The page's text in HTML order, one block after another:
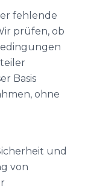
fehlende
prüfen, ob
Basis
ohne
und
von